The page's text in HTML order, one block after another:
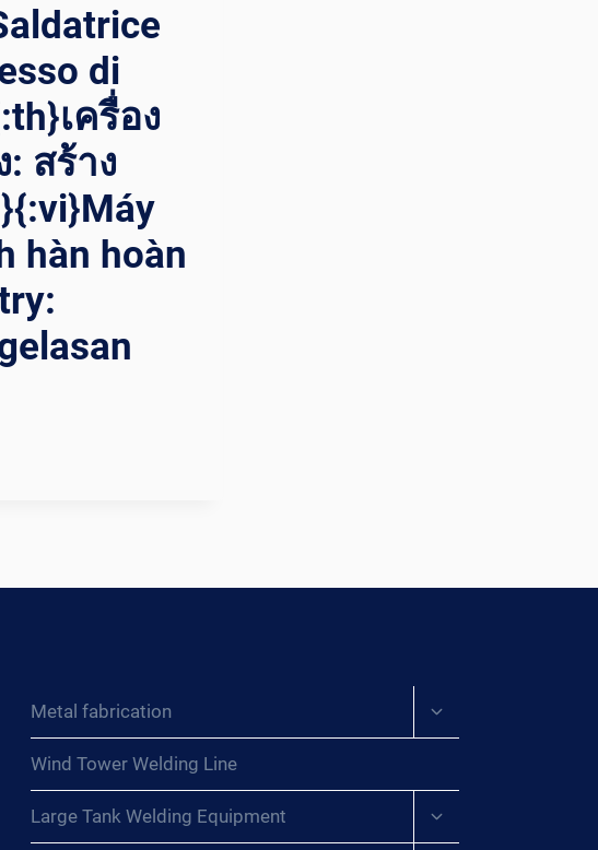
di
เครื่อง
สร้าง
hàn hoàn
Metal fabrication
Expand
Wind Tower Welding Line
Large Tank Welding Equipment
Expand